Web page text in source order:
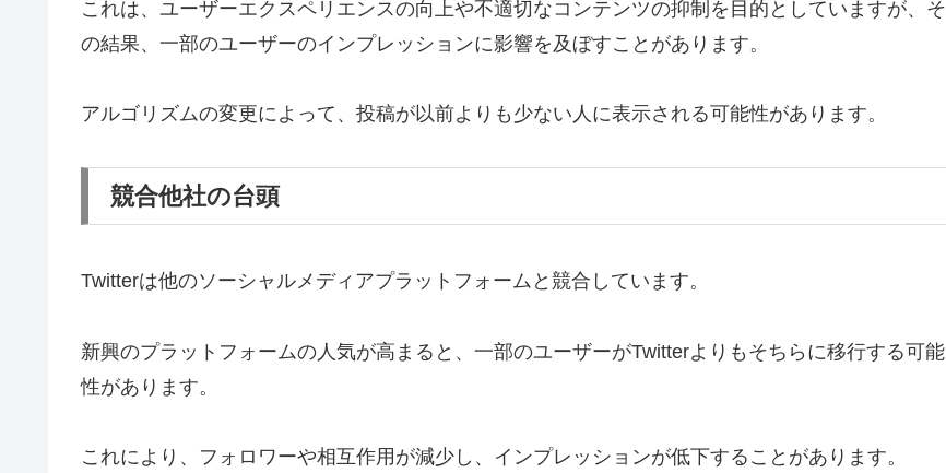
これは、ユーザーエクスペリエンスの向上や不適切なコンテンツの抑制を目的としていますが、そ
の結果、一部のユーザーのインプレッションに影響を及ぼすことがあります。
アルゴリズムの変更によって、投稿が以前よりも少ない人に表示される可能性があります。
競合他社の台頭
Twitterは他のソーシャルメディアプラットフォームと競合しています。
新興のプラットフォームの人気が高まると、一部のユーザーがTwitterよりもそちらに移行する可能
性があります。
これにより、フォロワーや相互作用が減少し、インプレッションが低下することがあります。